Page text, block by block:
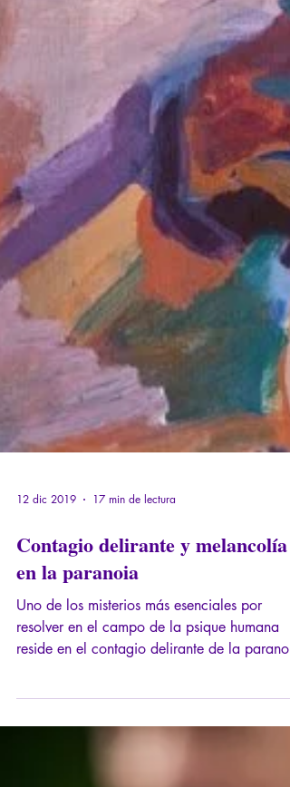
12 dic 2019 17 min de lectura
Contagio delirante y melancolía
en la paranoia
Uno de los misterios más esenciales por
reside en el contagio delirante de la
por contagio es el delirio paranoico. "Locura